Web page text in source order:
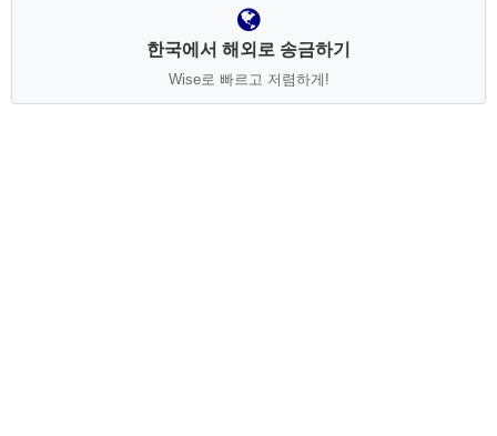
한국에서 해외로 송금하기
Wise로 빠르고 저렴하게!